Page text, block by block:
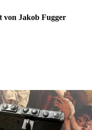
von Jakob Fugger